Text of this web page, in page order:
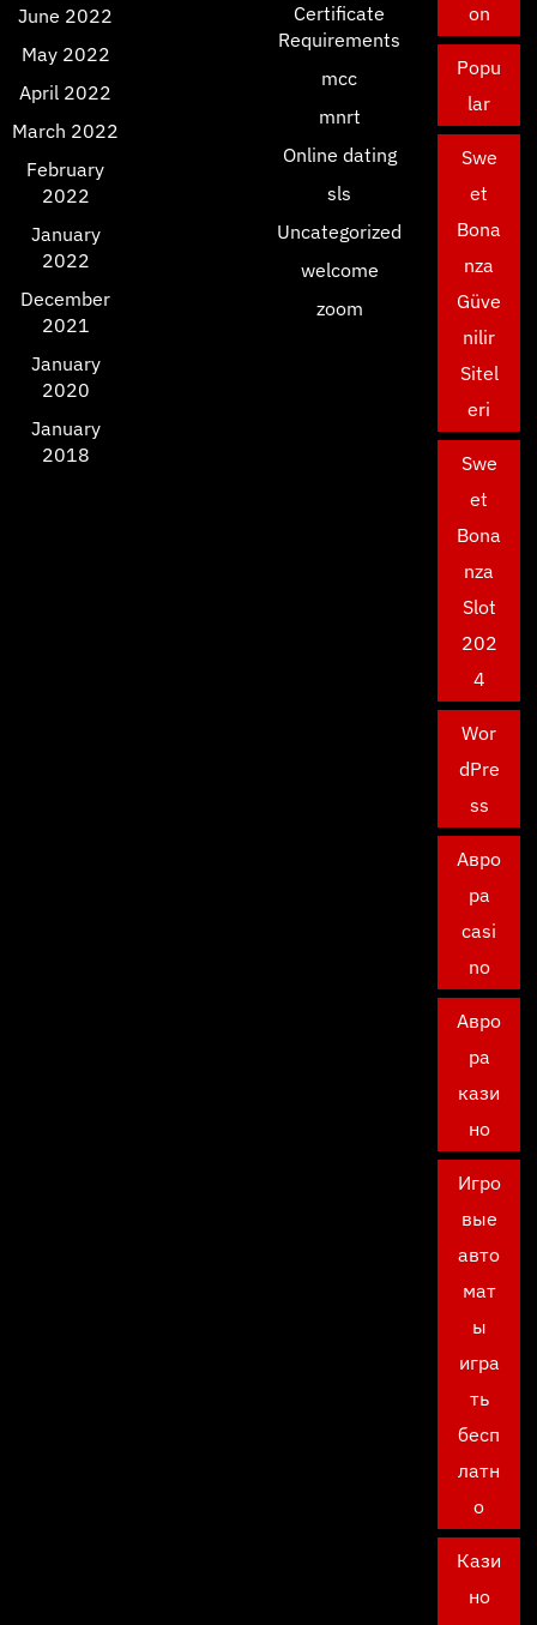
June 2022
May 2022
April 2022
March 2022
February
2022
January
2022
December
2021
January
2020
January
2018
Certificate
Requirements
mcc
mnrt
Online dating
sls
Uncategorized
welcome
zoom
on
Popu
lar
Swe
et
Bona
nza
Güve
nilir
Sitel
eri
Swe
et
Bona
nza
Slot
202
4
Wor
dPre
ss
Авро
ра
casi
no
Авро
ра
кази
но
Игро
вые
авто
мат
ы
игра
ть
бесп
латн
о
Кази
но